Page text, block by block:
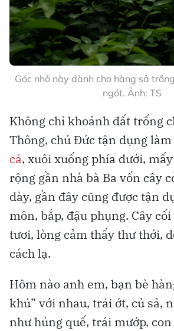
Góc nhỏ này dành cho hàng sả
ngót. Ảnh: TS
Không chỉ khoảnh đất trống
Thông, chú Đức tận dụng làm
cá, xuôi xuống phía dưới,
rộng gần nhà bà Ba vốn cây
dày, gần đây cũng được tận
môn, bắp, đậu phụng. Cây
tươi, lòng cảm thấy thư thới,
cách lạ.
Hôm nào anh em, bạn bè
khú” với nhau, trái ớt, củ sả,
như húng quế, trái mướp,